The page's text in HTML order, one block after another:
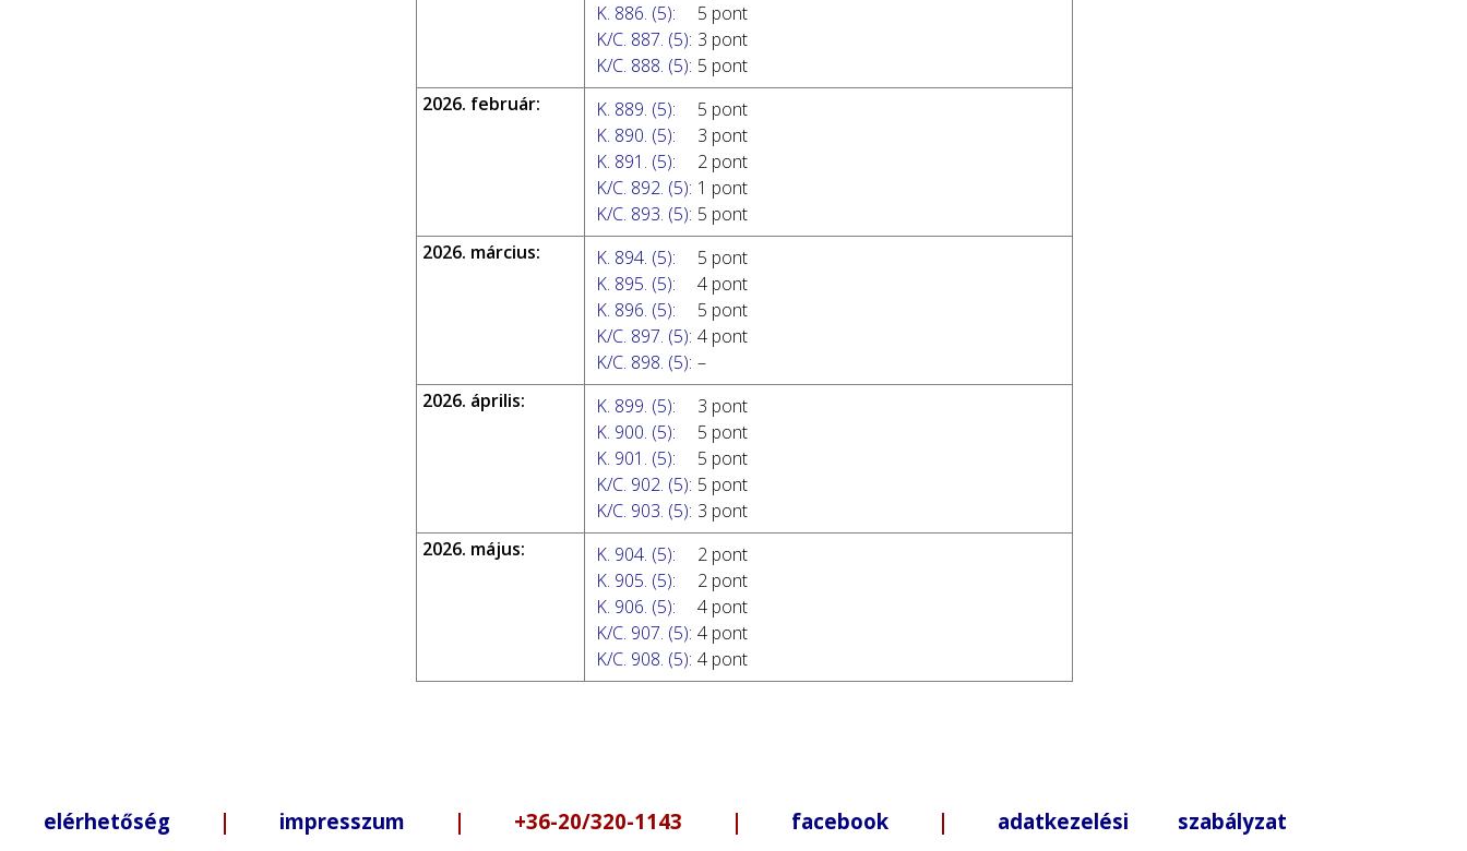
K. 886. (5):
5 pont
K/C. 887. (5): 3 pont
K/C. 888. (5): 5 pont
2026. február:
K. 889. (5):
5 pont
K. 890. (5):
3 pont
K. 891. (5):
2 pont
K/C. 892. (5): 1 pont
K/C. 893. (5): 5 pont
2026. március:
K. 894. (5):
5 pont
K. 895. (5):
4 pont
K. 896. (5):
5 pont
K/C. 897. (5): 4 pont
K/C. 898. (5): –
2026. április:
K. 899. (5):
3 pont
K. 900. (5):
5 pont
K. 901. (5):
5 pont
K/C. 902. (5): 5 pont
K/C. 903. (5): 3 pont
2026. május:
K. 904. (5):
2 pont
K. 905. (5):
2 pont
K. 906. (5):
4 pont
K/C. 907. (5): 4 pont
K/C. 908. (5): 4 pont
elérhetőség | impresszum | +36-20/320-1143 | facebook | adatkezelési szabályzat